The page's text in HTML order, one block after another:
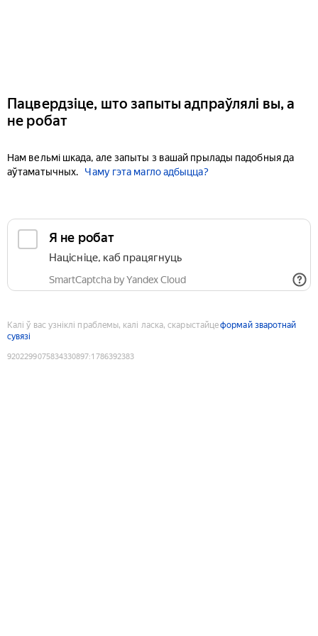
Пацвердзіце, што запыты адпраўлялі вы, а
не робат
Нам вельмі шкада, але запыты з вашай прылады падобныя да
аўтаматычных.
Чаму гэта магло адбыцца?
Я не робат
Націсніце, каб працягнуць
SmartCaptcha by Yandex Cloud
Калі ў вас узніклі праблемы, калі ласка, скарыстайцеформай зваротнай
сувязі
9202299075834330897:1786392383